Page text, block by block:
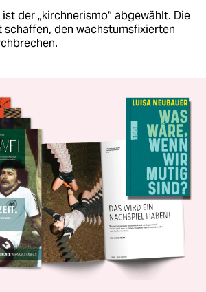
der „kirchnerismo“ abgewählt. Die
schaffen, den wachstumsfixierten